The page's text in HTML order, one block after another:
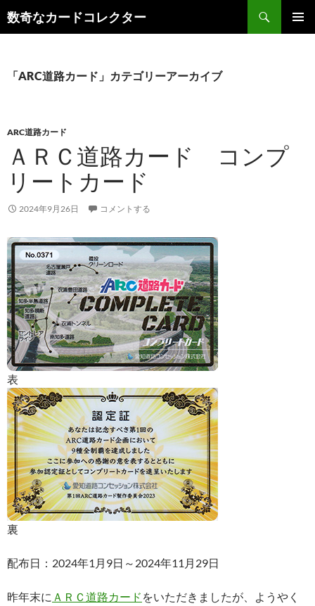
ン数奇なカードコレクター
検
索
「ARC道路カード」カテゴリーアーカイブ
ARC道路カード
ＡＲＣ道路カード コンプ
リートカード
2024年9月26日 コメントする
表
裏
配布日：2024年1月9日～2024年11月29日
昨年末に ＡＲＣ道路カード をいただきましたが、ようやく